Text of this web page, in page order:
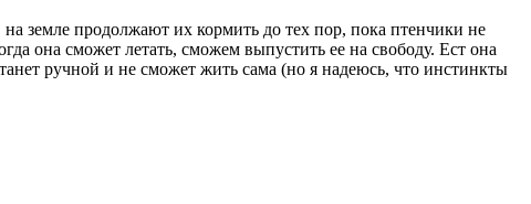
земле продолжают их кормить до тех пор, пока птенчики не
она сможет летать, сможем выпустить ее на свободу. Ест она
ручной и не сможет жить сама (но я надеюсь, что инстинкты